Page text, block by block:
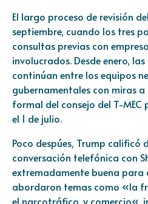
El largo proceso de revisión
septiembre, cuando los tres
consultas previas con
involucrados. Desde enero,
continúan entre los equipos
gubernamentales con miras
formal del consejo del T-MEC
el 1 de julio.
Poco despúes, Trump
conversación telefónica con
extremadamente buena para
abordaron temas como «la
el narcotráfico, y comercio«,